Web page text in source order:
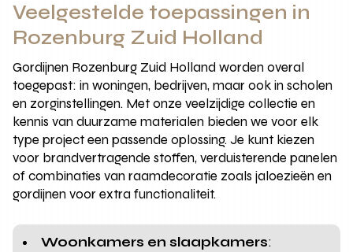
Veelgestelde toepassingen in
Rozenburg Zuid Holland
Gordijnen Rozenburg Zuid Holland worden overal
toegepast: in woningen, bedrijven, maar ook in scholen
en zorginstellingen. Met onze veelzijdige collectie en
kennis van duurzame materialen bieden we voor elk
type project een passende oplossing. Je kunt kiezen
voor brandvertragende stoffen, verduisterende panelen
of combinaties van raamdecoratie zoals jaloezieën en
gordijnen voor extra functionaliteit.
Woonkamers en slaapkamers: